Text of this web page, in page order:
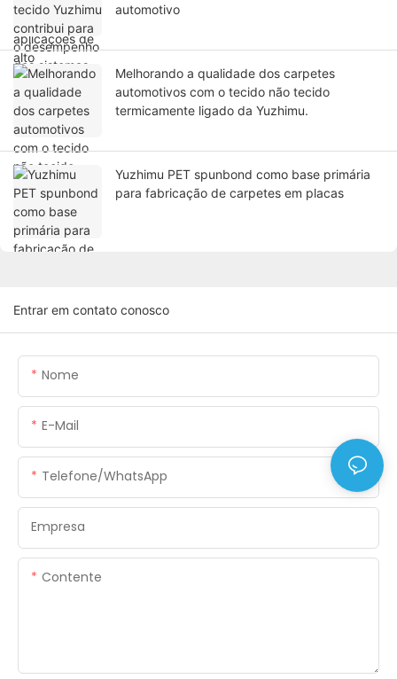
automotivo
Melhorando a qualidade dos carpetes
automotivos com o tecido não tecido
termicamente ligado da Yuzhimu.
Yuzhimu PET spunbond como base primária
para fabricação de carpetes em placas
Entrar em contato conosco
Nome
E-Mail
Telefone/WhatsApp
Empresa
Contente